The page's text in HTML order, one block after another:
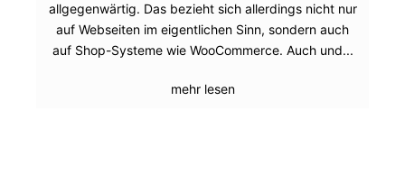
allgegenwärtig. Das bezieht sich allerdings nicht nur
auf Webseiten im eigentlichen Sinn, sondern auch
auf Shop-Systeme wie WooCommerce. Auch und...
mehr lesen